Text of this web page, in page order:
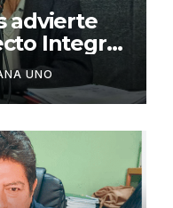
advierte
Integral
para
UNO